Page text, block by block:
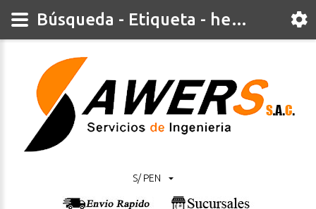
S/ PEN
Búsqueda - Etiqueta - hembra